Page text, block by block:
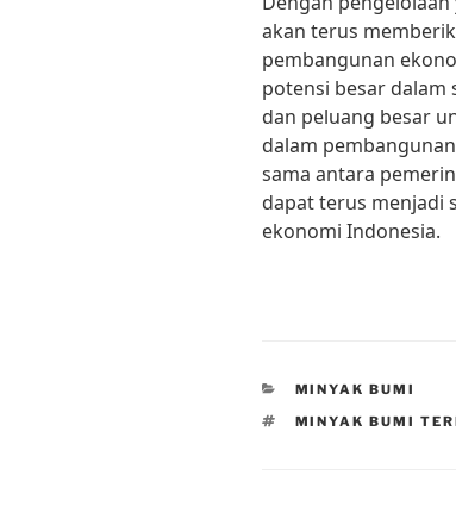
akan terus
pembangunan
potensi besar
dan peluang besar
dalam
sama antara
dapat terus menjadi
ekonomi Indonesia.
CATEGORIES
MINYAK BUMI
TAGS
MINYAK BUMI